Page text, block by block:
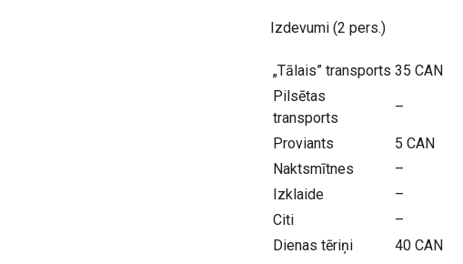
Izdevumi (2 pers.)
„Tālais” transports 35 CAN
Pilsētas
transports
–
Proviants
5 CAN
Naktsmītnes
–
Izklaide
–
Citi
–
Dienas tēriņi
40 CAN